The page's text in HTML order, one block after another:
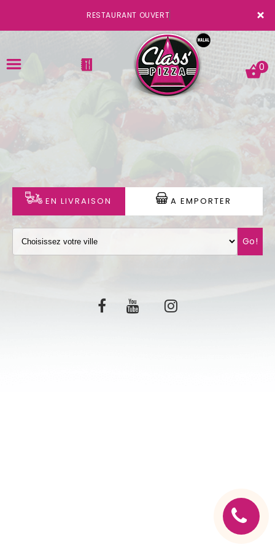
×
RESTAURANT OUVERT
ACCUEIL
VOTRE COMPTE
NOTRE RESTAURANT
VOS AVIS
0
EN LIVRAISON A EMPORTER
Go!